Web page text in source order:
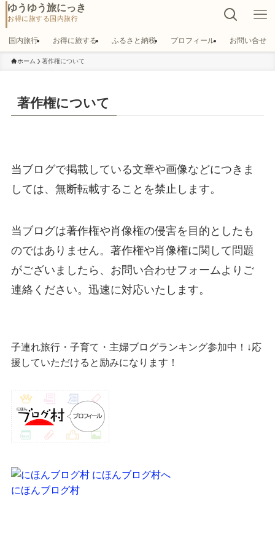
ゆうゆう旅にっき
国内旅行 お得に旅する ふるさと納税 プロフィール お問い合せ
ホーム 著作権について
著作権について
当ブログで掲載している文章や画像などにつきま
しては、無断転載することを禁止します。
当ブログは著作権や肖像権の侵害を目的としたも
のではありません。著作権や肖像権に関して問題
がございましたら、お問い合わせフォームよりご
連絡ください。迅速に対応いたします。
子連れ旅行・子育て・主婦ブログランキング参加中！↓応
援していただけると励みになります！
にほんブログ村